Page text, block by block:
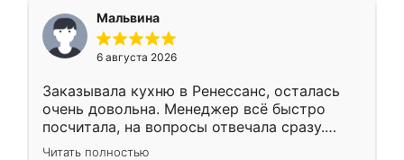
Мальвина
6 августа 2026
Заказывала кухню в Ренессанс, осталась
очень довольна. Менеджер всё быстро
посчитала, на вопросы отвечала сразу.
Замерщик приехал в субботу, подошёл к
Читать полностью